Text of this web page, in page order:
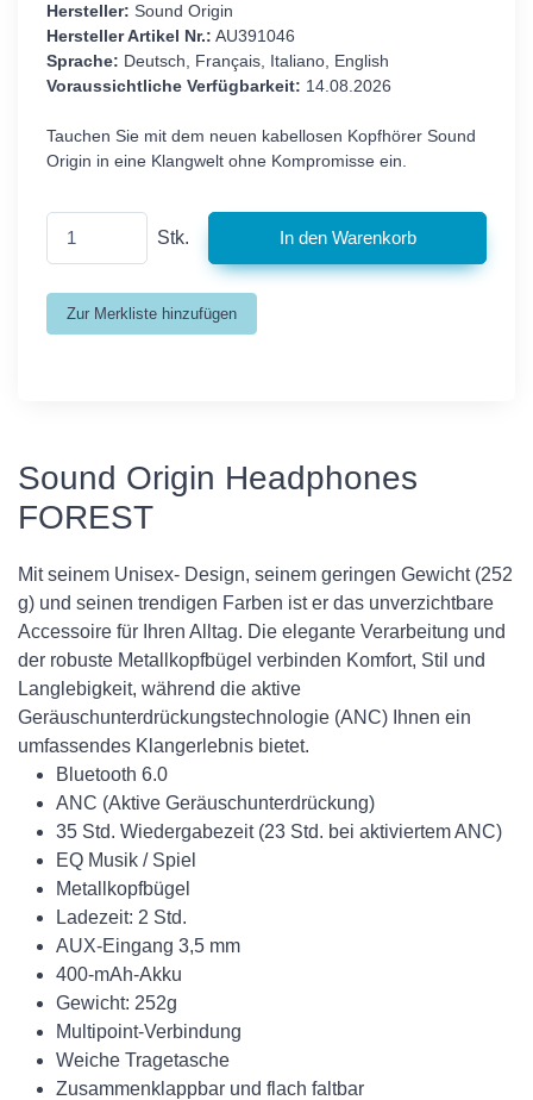
Hersteller: Sound Origin
Hersteller Artikel Nr.: AU391046
Sprache: Deutsch, Français, Italiano, English
Voraussichtliche Verfügbarkeit: 14.08.2026
Tauchen Sie mit dem neuen kabellosen Kopfhörer Sound
Origin in eine Klangwelt ohne Kompromisse ein.
Stk.
Sound Origin Headphones
FOREST
Mit seinem Unisex- Design, seinem geringen Gewicht (252
g) und seinen trendigen Farben ist er das unverzichtbare
Accessoire für Ihren Alltag. Die elegante Verarbeitung und
der robuste Metallkopfbügel verbinden Komfort, Stil und
Langlebigkeit, während die aktive
Geräuschunterdrückungstechnologie (ANC) Ihnen ein
umfassendes Klangerlebnis bietet.
Bluetooth 6.0
ANC (Aktive Geräuschunterdrückung)
35 Std. Wiedergabezeit (23 Std. bei aktiviertem ANC)
EQ Musik / Spiel
Metallkopfbügel
Ladezeit: 2 Std.
AUX-Eingang 3,5 mm
400-mAh-Akku
Gewicht: 252g
Multipoint-Verbindung
Weiche Tragetasche
Zusammenklappbar und flach faltbar